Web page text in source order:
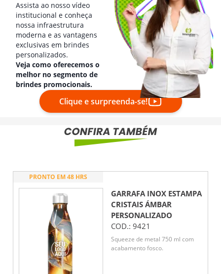
Assista ao nosso vídeo
institucional e conheça
nossa infraestrutura
moderna e as vantagens
exclusivas em brindes
personalizados.
Veja como oferecemos o
melhor no segmento de
brindes promocionais.
Clique e surpreenda-se!
PRONTO EM 48 HRS
GARRAFA INOX ESTAMPA
CRISTAIS ÁMBAR
PERSONALIZADO
COD.: 9421
Squeeze de metal 750 ml com
acabamento fosco.